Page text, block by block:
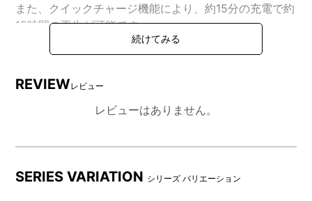
また、クイックチャージ機能により、約15分の充電で約
15時間の再生が可能です。
イヤークッションは柔らかく、耳の形に忠実にフィット
し長時間快適にリスニングができます。
す。ハンズフリー通話や、音量調整、曲送り、曲戻しな
ど 1つのボタンでコントロールができます。
ベーションの最前線に立ち続け、
REVIEWレビュー
レビューはありません。
SERIES VARIATION シリーズ バリエーション